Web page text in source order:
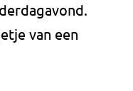
van een